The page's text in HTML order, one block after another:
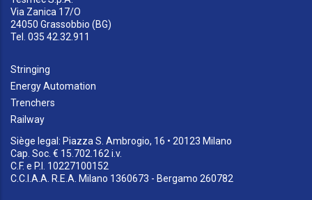
Via Zanica 17/O
24050 Grassobbio (BG)
Tel. 035 42.32.911
Stringing
Energy Automation
Trenchers
Railway
Siège legal: Piazza S. Ambrogio, 16 • 20123 Milano
Cap. Soc. € 15.702.162 i.v.
C.F. e P.I. 10227100152
C.C.I.A.A. R.E.A. Milano 1360673 - Bergamo 260782